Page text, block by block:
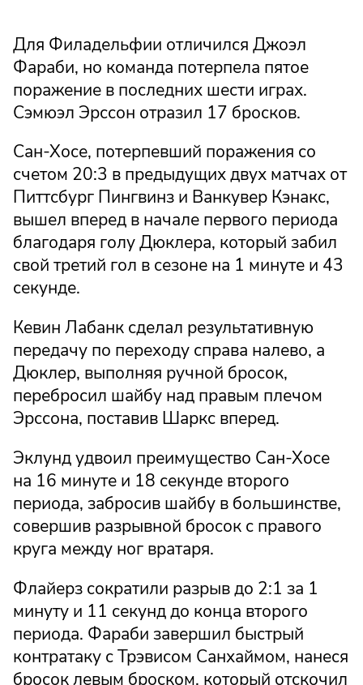
Для Филадельфии отличился Джоэл
Фараби, но команда потерпела пятое
поражение в последних шести играх.
Сэмюэл Эрссон отразил 17 бросков.
Сан-Хосе, потерпевший поражения со
счетом 20:3 в предыдущих двух матчах от
Питтсбург Пингвинз и Ванкувер Кэнакс,
вышел вперед в начале первого периода
благодаря голу Дюклера, который забил
свой третий гол в сезоне на 1 минуте и 43
секунде.
Кевин Лабанк сделал результативную
передачу по переходу справа налево, а
Дюклер, выполняя ручной бросок,
перебросил шайбу над правым плечом
Эрссона, поставив Шаркс вперед.
Эклунд удвоил преимущество Сан-Хосе
на 16 минуте и 18 секунде второго
периода, забросив шайбу в большинстве,
совершив разрывной бросок с правого
круга между ног вратаря.
Флайерз сократили разрыв до 2:1 за 1
минуту и 11 секунд до конца второго
периода. Фараби завершил быстрый
контратаку с Трэвисом Санхаймом, нанеся
бросок левым броском, который отскочил